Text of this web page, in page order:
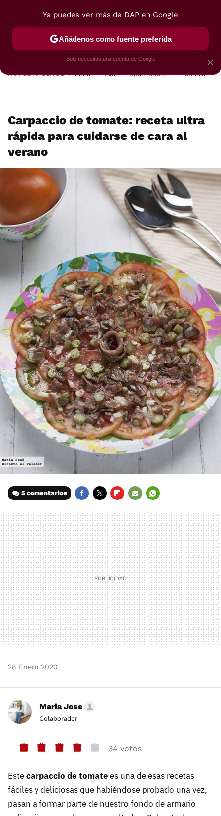
POSTRES VIAJES SELECCIÓN VEGUI
HOY SE HABLA DE Cena Lidl José Andrés Mundial
Carpaccio de tomate: receta ultra
rápida para cuidarse de cara al
verano
5 comentarios
MAIL
28 Enero 2020
Maria Jose
Colaborador
34 votos
Estecarpaccio de tomate es una de esas recetas
fáciles y deliciosas que habiéndose probado una vez,
pasan a formar parte de nuestro fondo de armario
×
Ya puedes ver más de DAP en Google
Añádenos como fuente preferida
Solo necesitas una cuenta de Google